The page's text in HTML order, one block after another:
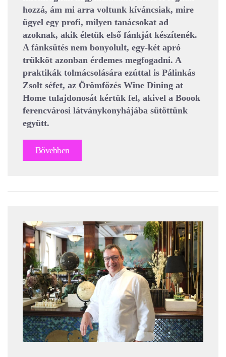
hozzá, ám mi arra voltunk kíváncsiak, mire
ügyel egy profi, milyen tanácsokat ad
azoknak, akik életük első fánkját készítenék.
A fánksütés nem bonyolult, egy-két apró
trükköt azonban érdemes megfogadni. A
praktikák tolmácsolására ezúttal is Pálinkás
Zsolt séfet, az Örömfőzés Wine Dining at
Home tulajdonosát kértük fel, akivel a Boook
ferencvárosi látványkonyhájába sütöttünk
együtt.
Bővebben